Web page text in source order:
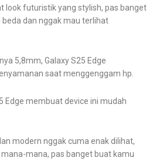
look futuristik yang stylish, pas banget
dan nggak mau terlihat
5,8mm, Galaxy S25 Edge
saat menggenggam hp.
Edge membuat device ini mudah
modern nggak cuma enak dilihat,
mana, pas banget buat kamu